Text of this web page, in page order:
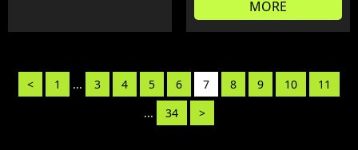
MORE
< 1 ... 3 4 5 6 7 8 9 10
11
...
34 >